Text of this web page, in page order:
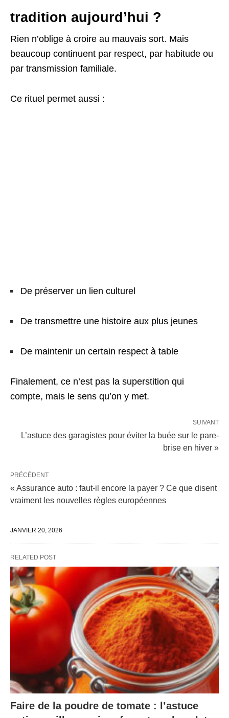
tradition aujourd’hui ?
Rien n’oblige à croire au mauvais sort. Mais
beaucoup continuent par respect, par habitude ou
par transmission familiale.
Ce rituel permet aussi :
De préserver un lien culturel
De transmettre une histoire aux plus jeunes
De maintenir un certain respect à table
Finalement, ce n’est pas la superstition qui
compte, mais le sens qu’on y met.
SUIVANT
L’astuce des garagistes pour éviter la buée sur le pare-
brise en hiver »
PRÉCÉDENT
« Assurance auto : faut-il encore la payer ? Ce que disent
vraiment les nouvelles règles européennes
JANVIER 20, 2026
RELATED POST
Faire de la poudre de tomate : l’astuce